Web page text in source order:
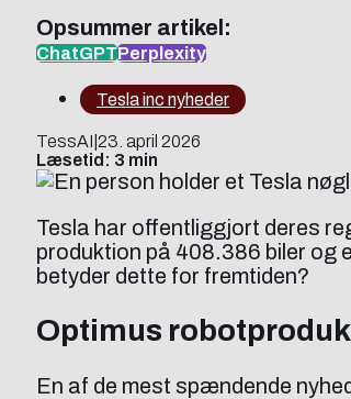
Opsummer artikel:
ChatGPTPerplexity
Tesla inc nyheder
TessAI 23. april 2026
Læsetid: 3 min
Tesla har offentliggjort deres
produktion på 408.386 biler og
betyder dette for fremtiden?
Optimus
En af de mest spændende